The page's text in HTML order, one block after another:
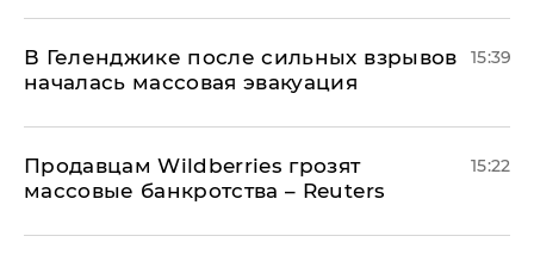
В Геленджике после сильных взрывов
началась массовая эвакуация
15:39
Продавцам Wildberries грозят
массовые банкротства – Reuters
15:22